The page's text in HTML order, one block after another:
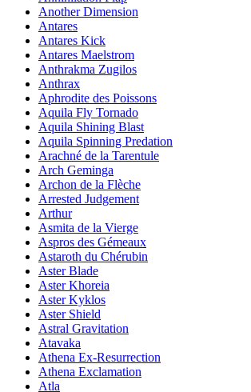
Another Dimension
Antares
Antares Kick
Antares Maelstrom
Anthrakma Zugilos
Anthrax
Aphrodite des Poissons
Aquila Fly Tornado
Aquila Shining Blast
Aquila Spinning Predation
Arachné de la Tarentule
Arch Geminga
Archon de la Flèche
Arrested Judgement
Arthur
Asmita de la Vierge
Aspros des Gémeaux
Astaroth du Chérubin
Aster Blade
Aster Khoreia
Aster Kyklos
Aster Shield
Astral Gravitation
Atavaka
Athena Ex-Resurrection
Athena Exclamation
Atla